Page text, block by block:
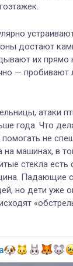
достают
их прямо
— пробивают
атаки
года. Что
не
на машинах, в
стекла есть
Падающие
но дети уже